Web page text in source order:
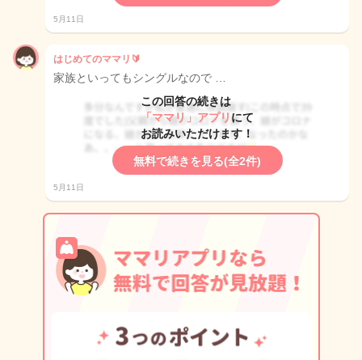
5月11日
はじめてのママリ🔰
家族といってもシングルなので …
この回答の続きは
「ママリ」アプリ にて
お読みいただけます！
無料で続きを見る(全2件)
5月11日